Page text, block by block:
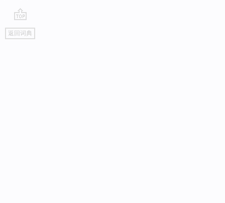
go
top
返回词典